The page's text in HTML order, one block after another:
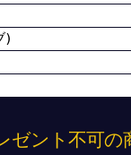
)
ゼント不可の